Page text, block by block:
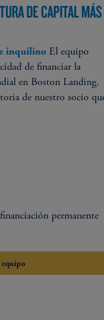
DE CAPITAL MÁS
inquilino El equipo
de financiar la
en Boston Landing.
de nuestro socio
permanente
equipo